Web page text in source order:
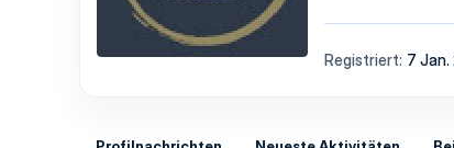
Registriert 7 Jan.